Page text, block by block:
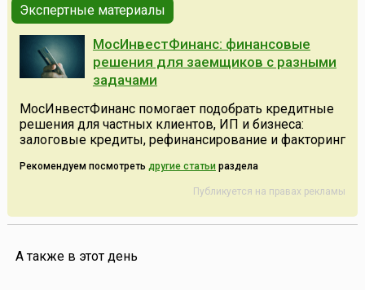
Экспертные материалы
МосИнвестФинанс: финансовые
решения для заемщиков с разными
задачами
МосИнвестФинанс помогает подобрать кредитные
решения для частных клиентов, ИП и бизнеса:
залоговые кредиты, рефинансирование и факторинг
Рекомендуем посмотреть другие статьи раздела
Публикуется на правах рекламы
А также в этот день